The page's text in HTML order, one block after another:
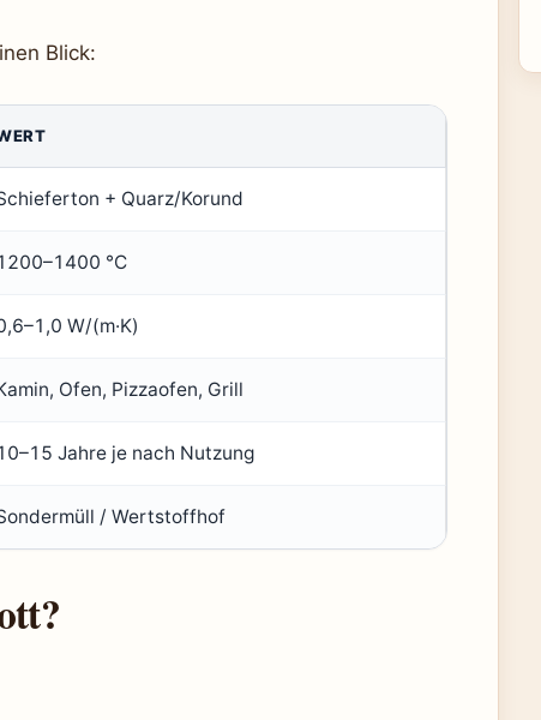
Blick:
+ Quarz/Korund
°C
W/(m·K)
Ofen, Pizzaofen, Grill
Jahre je nach Nutzung
/ Wertstoffhof